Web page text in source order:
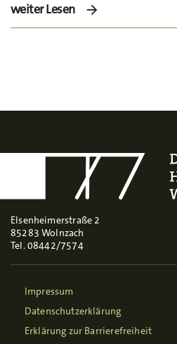
weiter Lesen
Elsenheimerstraße 2
85283 Wolnzach
Tel. 08442/7574
Impressum
Datenschutzerklärung
Erklärung zur Barrierefreiheit